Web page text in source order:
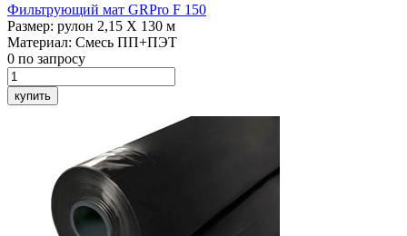
Фильтрующий мат GRPro F 150
Размер: рулон 2,15 Х 130 м
Материал: Смесь ПП+ПЭТ
0 по запросу
купить